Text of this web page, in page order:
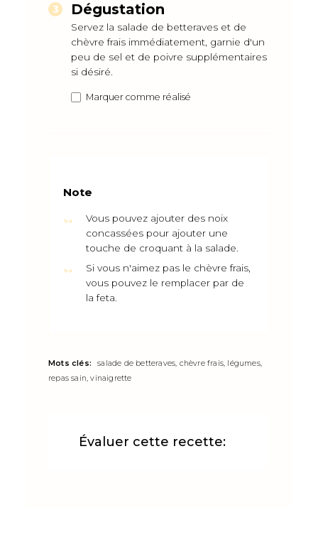
Dégustation
Servez la salade de betteraves et de
chèvre frais immédiatement, garnie d'un
peu de sel et de poivre supplémentaires
si désiré.
Marquer comme réalisé
Note
Vous pouvez ajouter des noix
concassées pour ajouter une
touche de croquant à la salade.
Si vous n'aimez pas le chèvre frais,
vous pouvez le remplacer par de
la feta.
Mots clés:
salade de betteraves, chèvre frais, légumes,
repas sain, vinaigrette
Évaluer cette recette: